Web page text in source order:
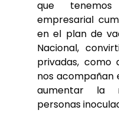
que
empresarial
en el plan de
Nacional,
privadas, como
nos acompañan
aumentar la
personas